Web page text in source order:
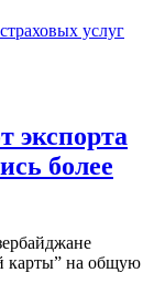
экспорта
более
карты” на общую